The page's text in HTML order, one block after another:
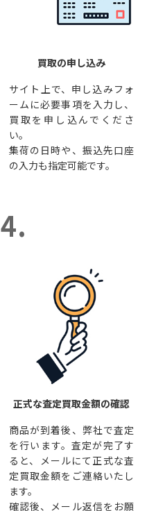
買取の申し込み
サイト上で、申し込みフォ
ームに必要事項を入力し、
買取を申し込んでくださ
い。
集荷の日時や、振込先口座
の入力も指定可能です。
4.
正式な査定買取金額の確認
商品が到着後、弊社で査定
を行います。査定が完了す
ると、メールにて正式な査
定買取金額をご連絡いたし
ます。
確認後、メール返信をお願